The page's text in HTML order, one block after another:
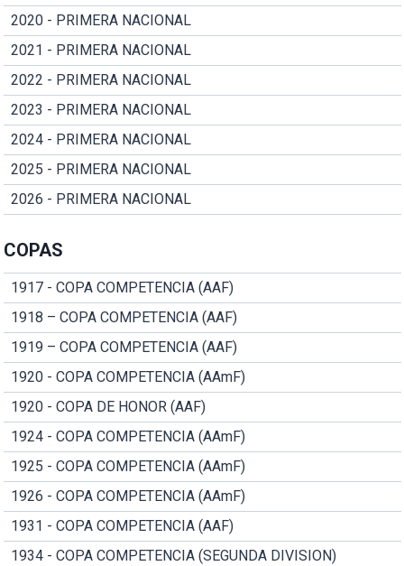
2020 - PRIMERA NACIONAL
2021 - PRIMERA NACIONAL
2022 - PRIMERA NACIONAL
2023 - PRIMERA NACIONAL
2024 - PRIMERA NACIONAL
2025 - PRIMERA NACIONAL
2026 - PRIMERA NACIONAL
COPAS
1917 - COPA COMPETENCIA (AAF)
1918 – COPA COMPETENCIA (AAF)
1919 – COPA COMPETENCIA (AAF)
1920 - COPA COMPETENCIA (AAmF)
1920 - COPA DE HONOR (AAF)
1924 - COPA COMPETENCIA (AAmF)
1925 - COPA COMPETENCIA (AAmF)
1926 - COPA COMPETENCIA (AAmF)
1931 - COPA COMPETENCIA (AAF)
1934 - COPA COMPETENCIA (SEGUNDA DIVISION)